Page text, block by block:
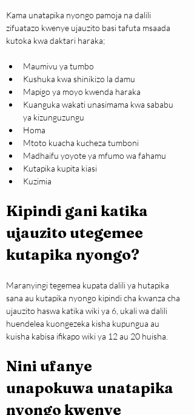
Kama unatapika nyongo pamoja na dalili
zifuatazo kwenye ujauzito basi tafuta msaada
kutoka kwa daktari haraka;
Maumivu ya tumbo
Kushuka kwa shinikizo la damu
Mapigo ya moyo kwenda haraka
Kuanguka wakati unasimama kwa sababu
ya kizunguzungu
Homa
Mtoto kuacha kucheza tumboni
Madhaifu yoyote ya mfumo wa fahamu
Kutapika kupita kiasi
Kuzimia
Kipindi gani katika
ujauzito utegemee
kutapika nyongo?
Maranyingi tegemea kupata dalili ya hutapika
sana au kutapika nyongo kipindi cha kwanza cha
ujauzito haswa katika wiki ya 6, ukali wa dalili
huendelea kuongezeka kisha kupungua au
kuisha kabisa ifikapo wiki ya 12 au 20 huisha.
Nini ufanye
unapokuwa unatapika
nyongo kwenye